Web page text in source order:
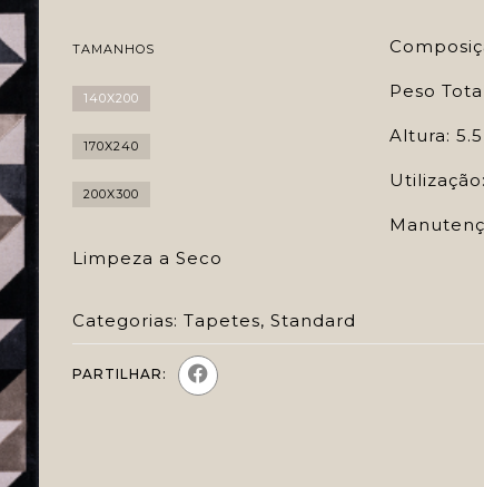
TAMANHOS
140X200
170X240
200X300
Peso
Altura:
Limpeza a Seco
Categorias: Tapetes, Standard
PARTILHAR: